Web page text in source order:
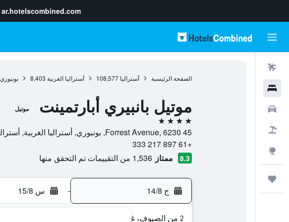
ar.hotelscombined.com
الصفحة الرئيسية أستراليا 108,577 أستراليا الغربية 8,403 بونبوري
موتيل بانبيري أبارتمينت موتيل
4 نجوم
45 Forrest Avenue, 6230, بونبوري, أستراليا الغربية, أستراليا
+61 897 217 333
8.3 ممتاز 1,536 من التقييمات تم التحقق منها
ج 14/8 - س 15/8
2 من الضيوف، غرفة واحدة